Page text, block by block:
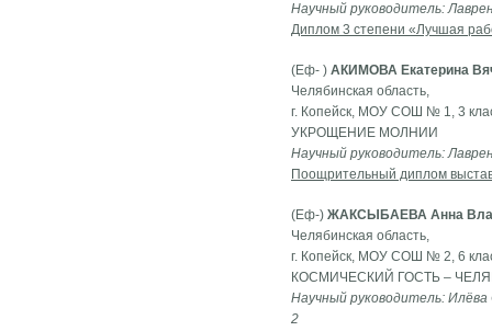
Научный руководитель:
Диплом 3 степени «Лучшая
(Еф- ) АКИМОВА Екатерина
Челябинская область,
г. Копейск, МОУ СОШ № 1, 3
УКРОЩЕНИЕ МОЛНИИ
Научный руководитель:
Поощрительный диплом
(Еф-) ЖАКСЫБАЕВА Анна
Челябинская область,
г. Копейск, МОУ СОШ № 2, 6
КОСМИЧЕСКИЙ ГОСТЬ –
Научный руководитель:
2